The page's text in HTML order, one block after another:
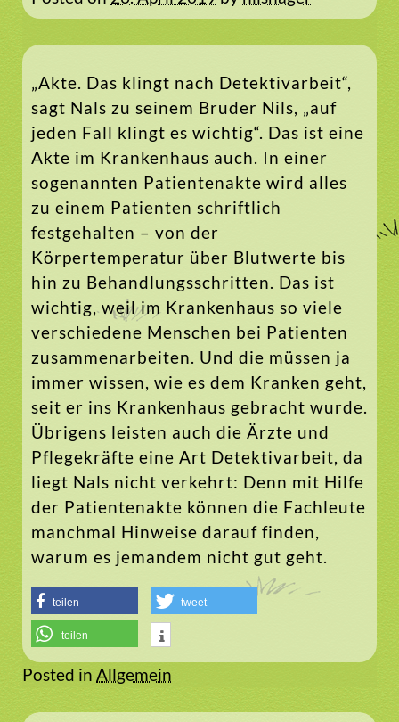
„Akte. Das klingt nach Detektivarbeit“,
sagt Nals zu seinem Bruder Nils, „auf
jeden Fall klingt es wichtig“. Das ist eine
Akte im Krankenhaus auch. In einer
sogenannten Patientenakte wird alles
zu einem Patienten schriftlich
festgehalten – von der
Körpertemperatur über Blutwerte bis
hin zu Behandlungsschritten. Das ist
wichtig, weil im Krankenhaus so viele
verschiedene Menschen bei Patienten
zusammenarbeiten. Und die müssen ja
immer wissen, wie es dem Kranken geht,
seit er ins Krankenhaus gebracht wurde.
Übrigens leisten auch die Ärzte und
Pflegekräfte eine Art Detektivarbeit, da
liegt Nals nicht verkehrt: Denn mit Hilfe
der Patientenakte können die Fachleute
manchmal Hinweise darauf finden,
warum es jemandem nicht gut geht.
teilen tweet
teilen
Posted in Allgemein